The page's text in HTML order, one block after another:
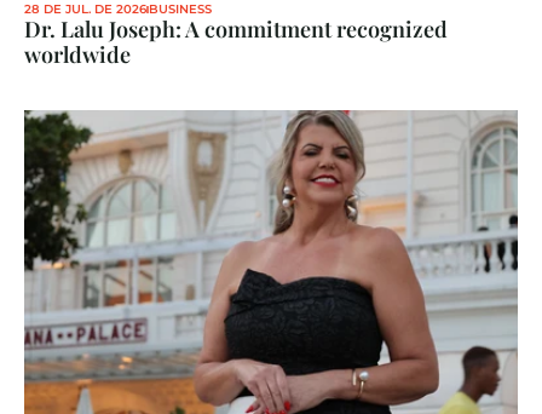
28 DE JUL. DE 2026 BUSINESS
Dr. Lalu Joseph: A commitment recognized
worldwide